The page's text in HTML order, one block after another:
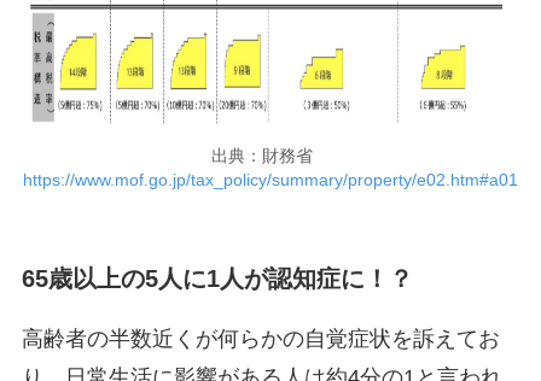
出典：財務省
https://www.mof.go.jp/tax_policy/summary/property/e02.htm#a01
65歳以上の5人に1人が認知症に！？
高齢者の半数近くが何らかの自覚症状を訴えてお